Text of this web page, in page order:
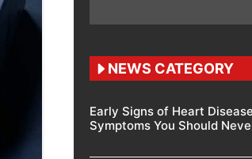
NEWS CATEGORY
Early Signs of Heart
Symptoms You Should